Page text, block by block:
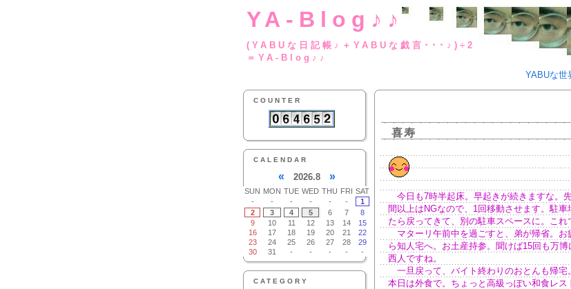
YA-Blog♪♪
(YABUな日記帳♪＋YABUな戯
＝YA-Blog♪♪
YABUな世
COUNTER
CALENDAR
« 2026.8 »
SUN MON TUE WED THU FRI SAT
-
- - - - -
1
2
3 4 5 6 7
8
9
10 11 12 13 14
15
16
17 18 19 20 21
22
23
24 25 26 27 28
29
30
31 - - - - -
CATEGORY
喜寿
今日も7時半起床。早起きが続きますな。
間以上はNGなので、1回移動させます。駐車
たら戻ってきて、別の駐車スペースに。これ
マターリ午前中を過ごすと、弟が帰省。お
ら知人宅へ。お土産持参。聞けば15回も万
西人ですね。
一旦戻って、バイト終わりのおとんも帰宅
本日は外食で。ちょっと高級っぽい和食レ